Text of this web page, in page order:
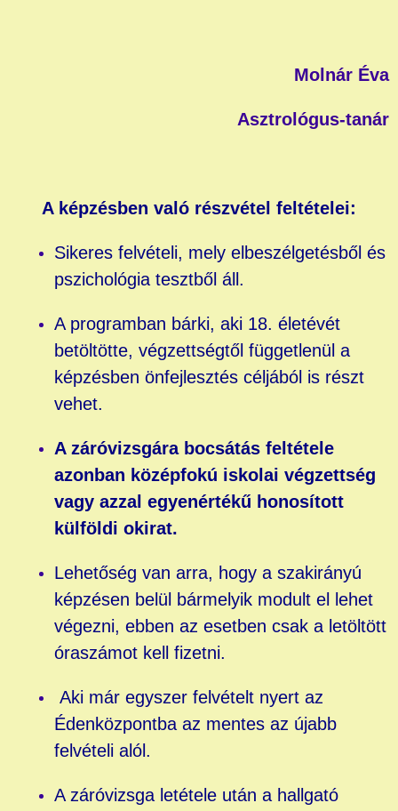
Molnár Éva
Asztrológus-tanár
A képzésben való részvétel feltételei:
Sikeres felvételi, mely elbeszélgetésből és
pszichológia tesztből áll.
A programban bárki, aki 18. életévét
betöltötte, végzettségtől függetlenül a
képzésben önfejlesztés céljából is részt
vehet.
A záróvizsgára bocsátás feltétele
azonban középfokú iskolai végzettség
vagy azzal egyenértékű honosított
külföldi okirat.
Lehetőség van arra, hogy a szakirányú
képzésen belül bármelyik modult el lehet
végezni, ebben az esetben csak a letöltött
óraszámot kell fizetni.
Aki már egyszer felvételt nyert az
Édenközpontba az mentes az újabb
felvételi alól.
A záróvizsga letétele után a hallgató